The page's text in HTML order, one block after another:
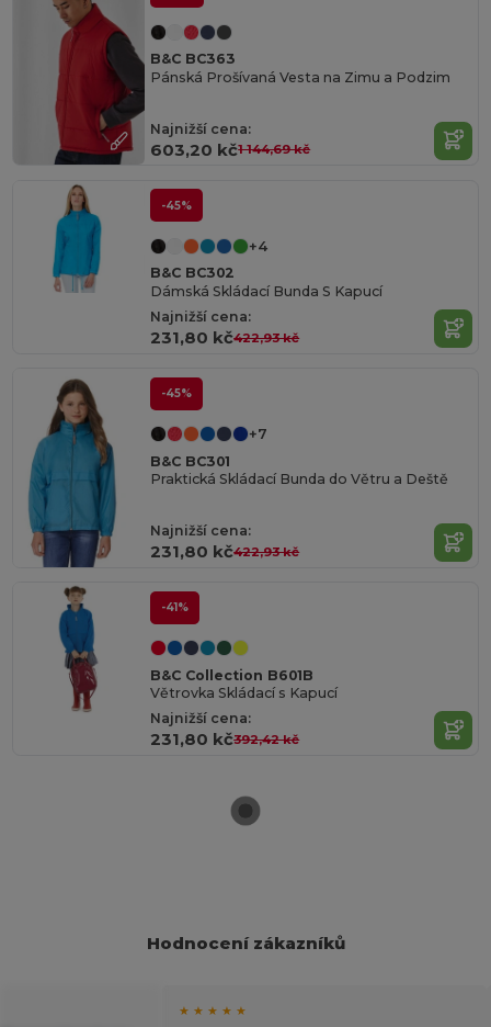
B&C BC363
Pánská Prošívaná Vesta na Zimu a Podzim
Najnižší cena:
603,20 kč1 144,69 kč
-45%
+4
B&C BC302
Dámská Skládací Bunda S Kapucí
Najnižší cena:
231,80 kč422,93 kč
-45%
+7
B&C BC301
Praktická Skládací Bunda do Větru a Deště
Najnižší cena:
231,80 kč422,93 kč
-41%
B&C Collection B601B
Větrovka Skládací s Kapucí
Najnižší cena:
231,80 kč392,42 kč
Hodnocení zákazníků
★ ★ ★ ★ ★